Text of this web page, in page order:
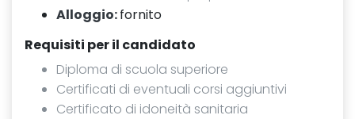
Alloggio:fornito
Requisiti per il candidato
Diploma di scuola superiore
Certificati di eventuali corsi aggiuntivi
Certificato di idoneità sanitaria